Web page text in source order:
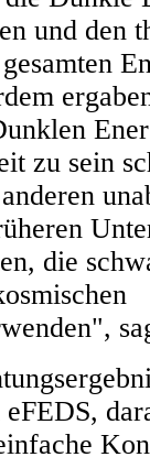
und den
zu sein
die